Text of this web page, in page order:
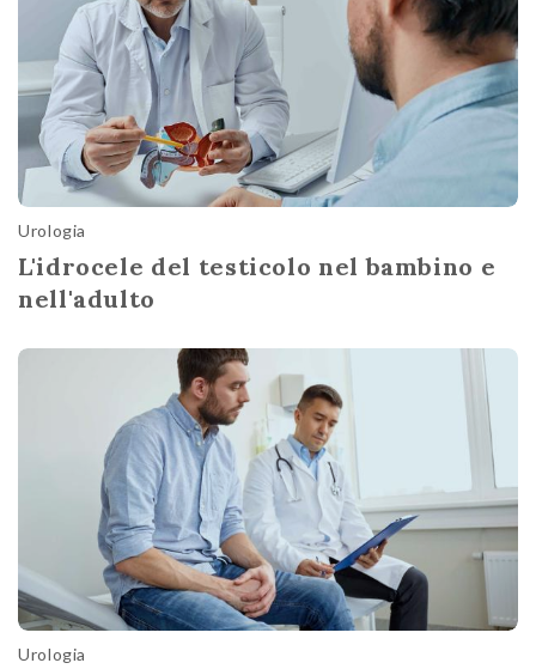
Urologia
L'idrocele del testicolo nel bambino e
nell'adulto
Urologia